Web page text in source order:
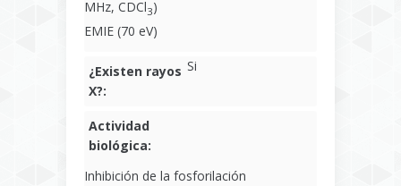
MHz, CDCl3)
EMIE (70 eV)
¿Existen rayos
X?:
Si
Actividad
biológica:
Inhibición de la fosforilación